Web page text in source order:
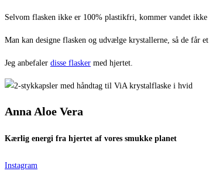
Selvom flasken ikke er 100% plastikfri, kommer vandet
Man kan designe flasken og udvælge krystallerne, så de får
Jeg anbefaler disse flasker med hjertet.
Anna Aloe Vera
Kærlig energi fra hjertet af vores smukke planet
Instagram